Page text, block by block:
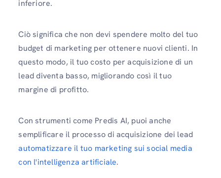
inferiore.
Ciò significa che non devi spendere molto del tuo
budget di marketing per ottenere nuovi clienti. In
questo modo, il tuo costo per acquisizione di un
lead diventa basso, migliorando così il tuo
margine di profitto.
Con strumenti come Predis AI, puoi anche
semplificare il processo di acquisizione dei lead
automatizzare il tuo marketing sui social media
con l'intelligenza artificiale.